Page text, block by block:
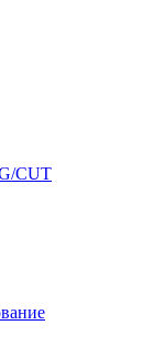
CUT